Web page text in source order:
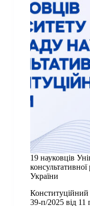
19 науковців
України
39-п/2025 від 11